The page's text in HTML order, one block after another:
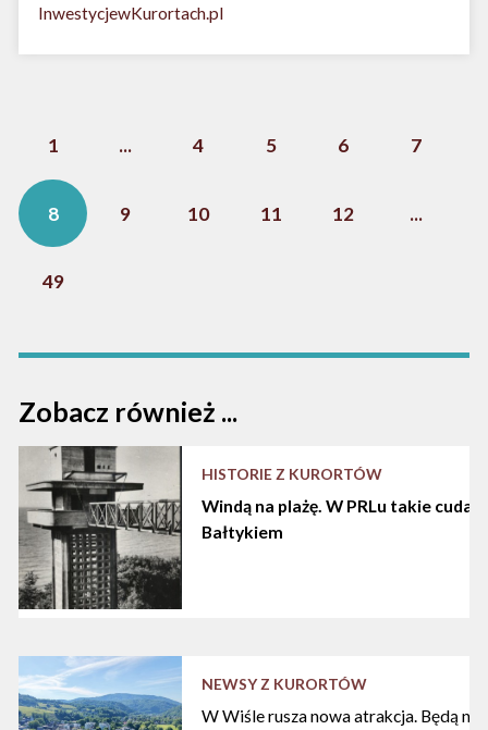
InwestycjewKurortach.pl
1 ... 4 5 6 7
8 9 10 11 12 ...
49
Zobacz również ...
HISTORIE Z KURORTÓW
Windą na plażę. W PRLu takie cuda
Bałtykiem
NEWSY Z KURORTÓW
W Wiśle rusza nowa atrakcja. Będą